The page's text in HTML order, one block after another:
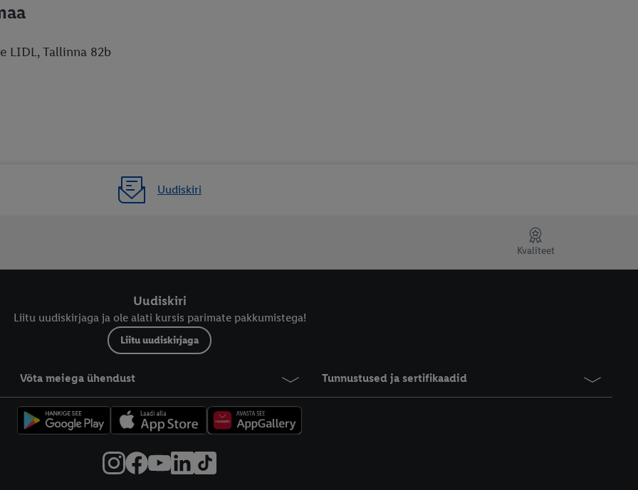
LIDL, Tallinna 82b
Uudiskiri
Kvaliteet
Uudiskiri
Liitu uudiskirjaga ja ole alati kursis parimate pakkumistega!
Liitu uudiskirjaga
Võta meiega ühendust Tunnustused ja sertifikaadid